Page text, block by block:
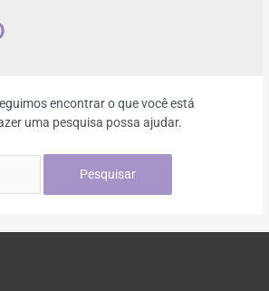
encontrar o que você está
uma pesquisa possa ajudar.